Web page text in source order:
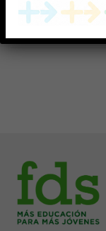
LLamados